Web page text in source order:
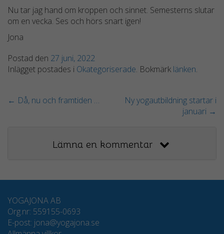
Nu tar jag hand om kroppen och sinnet. Semesterns slutar
om en vecka. Ses och hörs snart igen!
Jona
Postad den 27 juni, 2022
Inlägget postades i Okategoriserade. Bokmärk länken.
← Då, nu och framtiden …
Ny yogautbildning startar i
januari →
Lämna en kommentar
YOGAJONA AB
Org.nr: 559155-0693
E-post: jona@yogajona.se
Nödvändiga
Dessa kakor
för att
taget ska
Statistik
förbättra